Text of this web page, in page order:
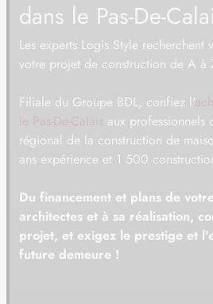
65 000 €
TERRAINÀ LESPESSES (62)
TERRAIN À LIÉVIN (62)
78 736 €
33 500 €
TERRAINÀ ROBECQ (62)
dans le Pas-De-
Les experts Logis Style recherchent
votre projet de construction de A à
Filiale du Groupe BDL, confiez l'
le Pas-De-Calais aux
régional de la construction de
ans expérience et 1 500
Du financement et plans de
architectes et à sa réalisation,
projet, et exigez le prestige et
future demeure !